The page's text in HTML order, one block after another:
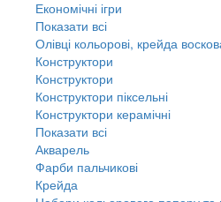
Економічні ігри
Показати всі
Олівці кольорові, крейда
Конструктори
Конструктори
Конструктори піксельні
Конструктори керамічні
Показати всі
Акварель
Фарби пальчикові
Крейда